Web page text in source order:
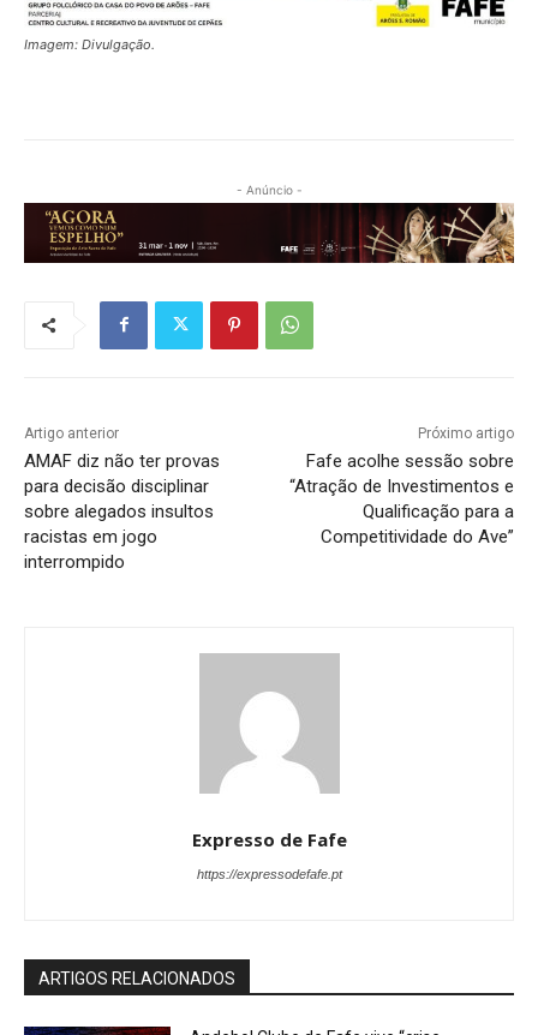
Imagem: Divulgação.
- Anúncio -
Artigo anterior
AMAF diz não ter provas
para decisão disciplinar
sobre alegados insultos
racistas em jogo
interrompido
Próximo artigo
Fafe acolhe sessão sobre
“Atração de Investimentos e
Qualificação para a
Competitividade do Ave”
Expresso de Fafe
https://expressodefafe.pt
ARTIGOS RELACIONADOS